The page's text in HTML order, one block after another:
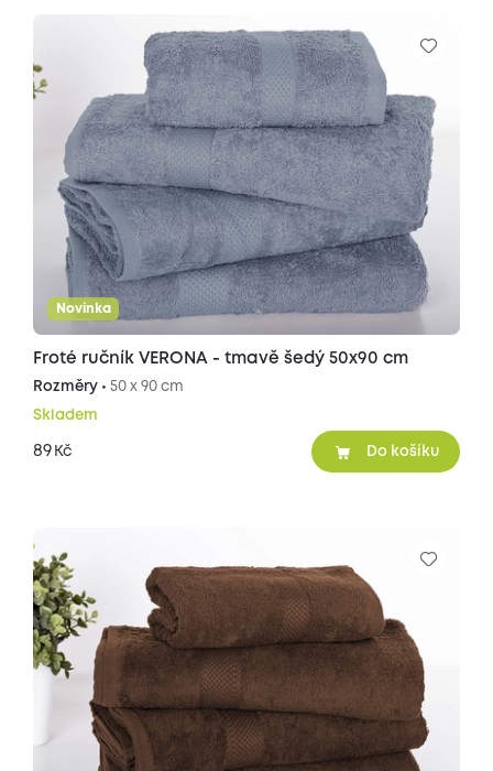
Novinka
Froté ručník VERONA - tmavě šedý 50x90 cm
Rozměry • 50 x 90 cm
Skladem
89 Kč Do košíku